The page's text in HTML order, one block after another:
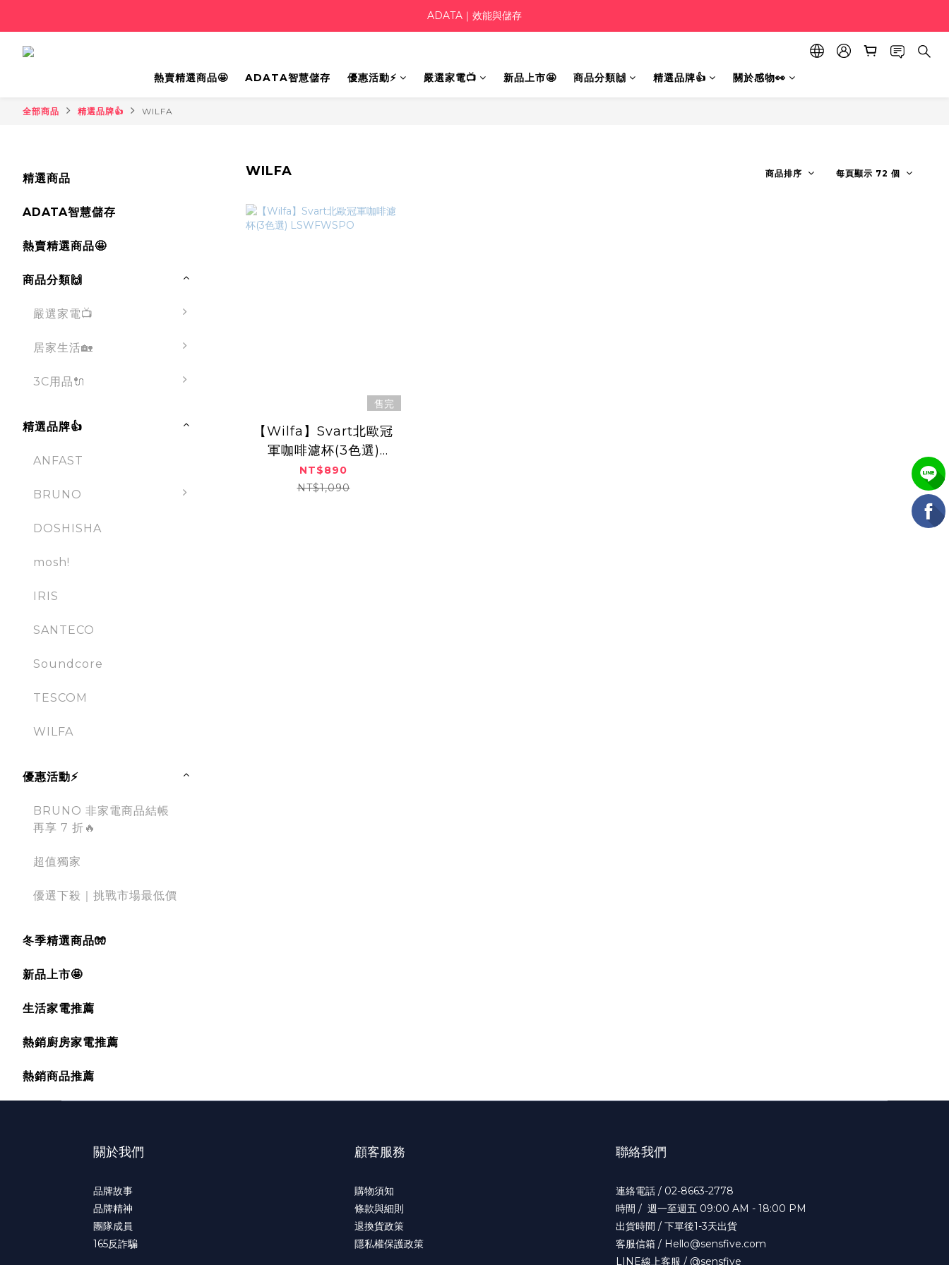
ADATA｜效能與儲存
熱賣精選商品🤩 ADATA智慧儲存 優惠活動⚡ 嚴選家電📺 新品上市🤩 商品分類🙌 精選品牌👍 關於感物👀
全部商品 精選品牌👍 WILFA
精選商品
ADATA智慧儲存
熱賣精選商品🤩
商品分類🙌
嚴選家電📺
居家生活🏡
3C用品🔌
精選品牌👍
ANFAST
BRUNO
DOSHISHA
mosh!
IRIS
SANTECO
Soundcore
TESCOM
WILFA
優惠活動⚡
BRUNO 非家電商品結帳
再享 7 折🔥
超值獨家
優選下殺｜挑戰市場最低價
冬季精選商品🧤
新品上市🤩
生活家電推薦
熱銷廚房家電推薦
熱銷商品推薦
WILFA 商品排序 每頁顯示 72 個
售完
【Wilfa】Svart北歐冠
軍咖啡濾杯(3色選)
LSWFWSPO
NT$890
NT$1,090
關於我們
品牌故事
品牌精神
團隊成員
165反詐騙
顧客服務
購物須知
條款與細則
退換貨政策
隱私權保護政策
聯絡我們
連絡電話 / 02-8663-2778
時間 / 週一至週五 09:00 AM - 18:00 PM
出貨時間 / 下單後1-3天出貨
客服信箱 / Hello@sensfive.com
LINE線上客服 / @sensfive